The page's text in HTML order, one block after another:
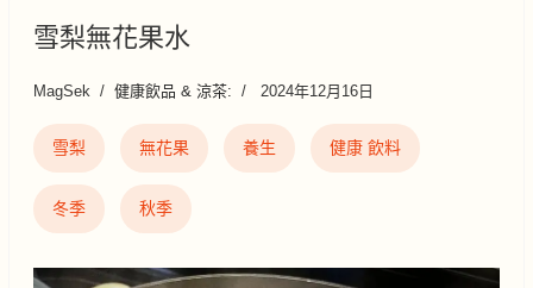
雪梨無花果水
MagSek 健康飲品 & 涼茶: 2024年12月16日
雪梨 無花果 養生 健康 飲料
冬季 秋季